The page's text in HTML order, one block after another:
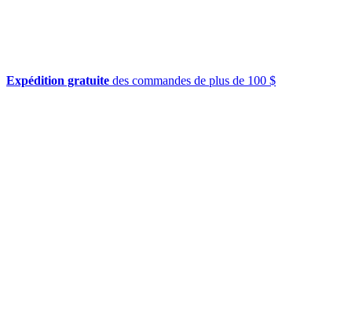
Expédition gratuite des commandes de plus de 100 $